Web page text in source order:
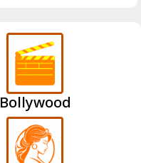
Bollywood